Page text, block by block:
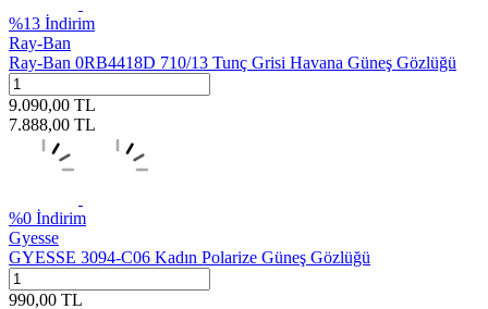
%13 İndirim
Ray-Ban
Ray-Ban 0RB4418D 710/13 Tunç Grisi Havana Güneş Gözlüğü
9.090,00 TL
7.888,00 TL
%0 İndirim
Gyesse
GYESSE 3094-C06 Kadın Polarize Güneş Gözlüğü
990,00 TL